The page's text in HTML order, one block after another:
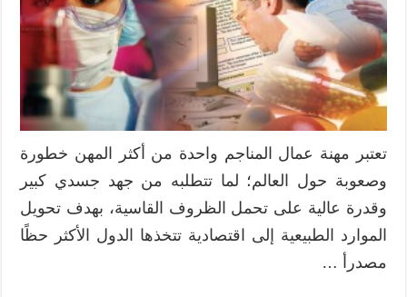
شأنها
أن
تعيد
ترتيب
أوراق
الباحث
مغلقة
تعتبر مهنة عمال المناجم واحدة من أكثر المهن خطورة
وصعوبة حول العالم؛ لما تتطلبه من جهد جسدي كبير
وقدرة عالية على تحمل الظروف القاسية، بهدف تحويل
الموارد الطبيعية إلى اقتصادية تتخذها الدول الأكثر حظًا
مصدرأ …